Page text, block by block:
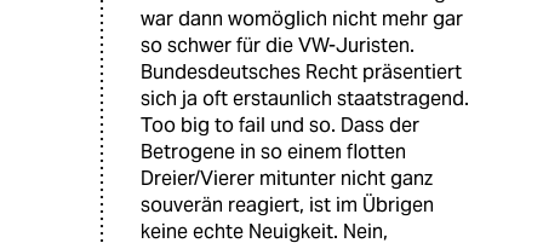
war dann womöglich nicht mehr gar
so schwer für die VW-Juristen.
Bundesdeutsches Recht präsentiert
sich ja oft erstaunlich staatstragend.
Too big to fail und so. Dass der
Betrogene in so einem flotten
Dreier/Vierer mitunter nicht ganz
souverän reagiert, ist im Übrigen
keine echte Neuigkeit. Nein,